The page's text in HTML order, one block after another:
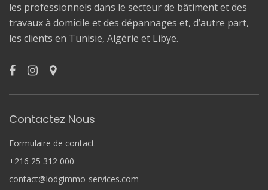
les professionnels dans le secteur de bâtiment et des
travaux à domicile et des dépannages et, d’autre part,
les clients en Tunisie, Algérie et Libye.
Contactez Nous
Formulaire de contact
+216 25 312 000
contact@lodgimmo-services.com